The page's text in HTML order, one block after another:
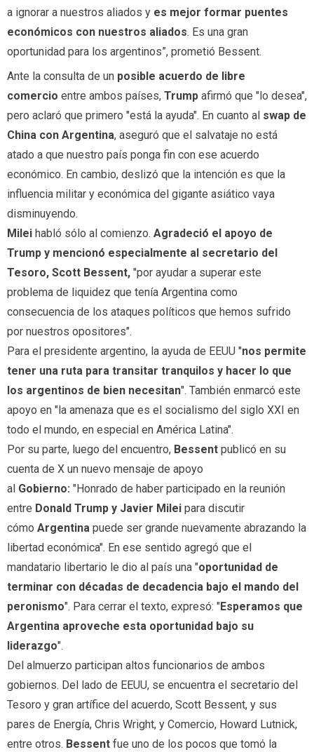
a ignorar a nuestros aliados y es mejor formar puentes
económicos con nuestros aliados. Es una gran
oportunidad para los argentinos”, prometió Bessent.
Ante la consulta de un posible acuerdo de libre
comercio entre ambos países, Trump afirmó que "lo desea",
pero aclaró que primero "está la ayuda". En cuanto al swap de
China con Argentina, aseguró que el salvataje no está
atado a que nuestro país ponga fin con ese acuerdo
económico. En cambio, deslizó que la intención es que la
influencia militar y económica del gigante asiático vaya
disminuyendo.
Milei habló sólo al comienzo. Agradeció el apoyo de
Trump y mencionó especialmente al secretario del
Tesoro, Scott Bessent, "por ayudar a superar este
problema de liquidez que tenía Argentina como
consecuencia de los ataques políticos que hemos sufrido
por nuestros opositores".
Para el presidente argentino, la ayuda de EEUU "nos permite
tener una ruta para transitar tranquilos y hacer lo que
los argentinos de bien necesitan". También enmarcó este
apoyo en "la amenaza que es el socialismo del siglo XXI en
todo el mundo, en especial en América Latina".
Por su parte, luego del encuentro, Bessent publicó en su
cuenta de X un nuevo mensaje de apoyo
al Gobierno: "Honrado de haber participado en la reunión
entre Donald Trump y Javier Milei para discutir
cómo Argentina puede ser grande nuevamente abrazando la
libertad económica". En ese sentido agregó que el
mandatario libertario le dio al país una "oportunidad de
terminar con décadas de decadencia bajo el mando del
peronismo". Para cerrar el texto, expresó: "Esperamos que
Argentina aproveche esta oportunidad bajo su
liderazgo".
Del almuerzo participan altos funcionarios de ambos
gobiernos. Del lado de EEUU, se encuentra el secretario del
Tesoro y gran artífice del acuerdo, Scott Bessent, y sus
pares de Energía, Chris Wright, y Comercio, Howard Lutnick,
entre otros. Bessent fue uno de los pocos que tomó la